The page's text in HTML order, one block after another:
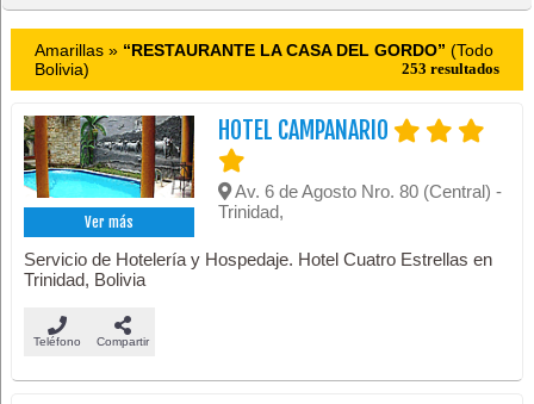
Amarillas » “RESTAURANTE LA CASA DEL GORDO” (Todo
Bolivia)
253 resultados
Ver más
HOTEL CAMPANARIO
Av. 6 de Agosto Nro. 80 (Central) -
Trinidad,
Servicio de Hotelería y Hospedaje. Hotel Cuatro Estrellas en
Trinidad, Bolivia
Teléfono Compartir